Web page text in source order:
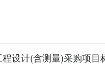
区铁路利用南联Ⅱ线连通Ⅶ场
设计(含测量)采购项目